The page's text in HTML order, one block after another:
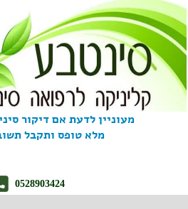
מעוניין לדעת אם דיקור
מלא טופס ותקבל
0528903424